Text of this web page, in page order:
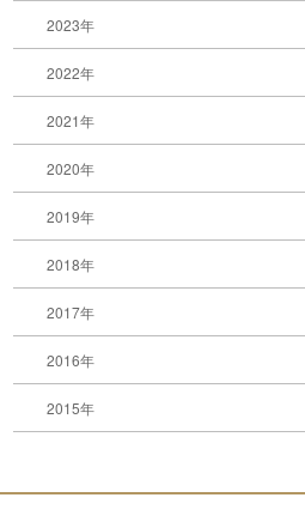
2023年
2022年
2021年
2020年
2019年
2018年
2017年
2016年
2015年